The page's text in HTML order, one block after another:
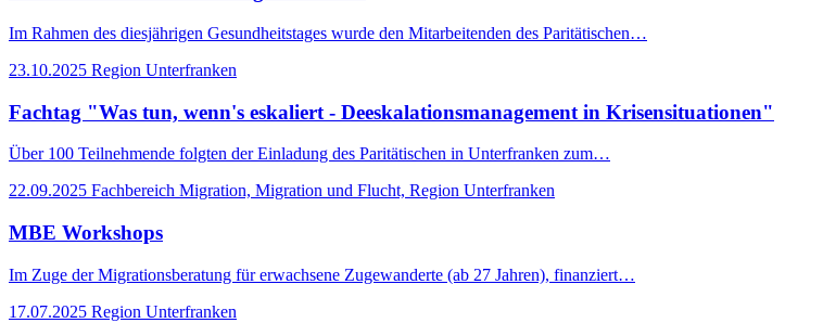
Im Rahmen des diesjährigen Gesundheitstages wurde den Mitarbeitenden des Paritätischen…
23.10.2025 Region Unterfranken
Fachtag "Was tun, wenn's eskaliert - Deeskalationsmanagement in Krisensituationen"
Über 100 Teilnehmende folgten der Einladung des Paritätischen in Unterfranken zum…
22.09.2025 Fachbereich Migration, Migration und Flucht, Region Unterfranken
MBE Workshops
Im Zuge der Migrationsberatung für erwachsene Zugewanderte (ab 27 Jahren), finanziert…
17.07.2025 Region Unterfranken